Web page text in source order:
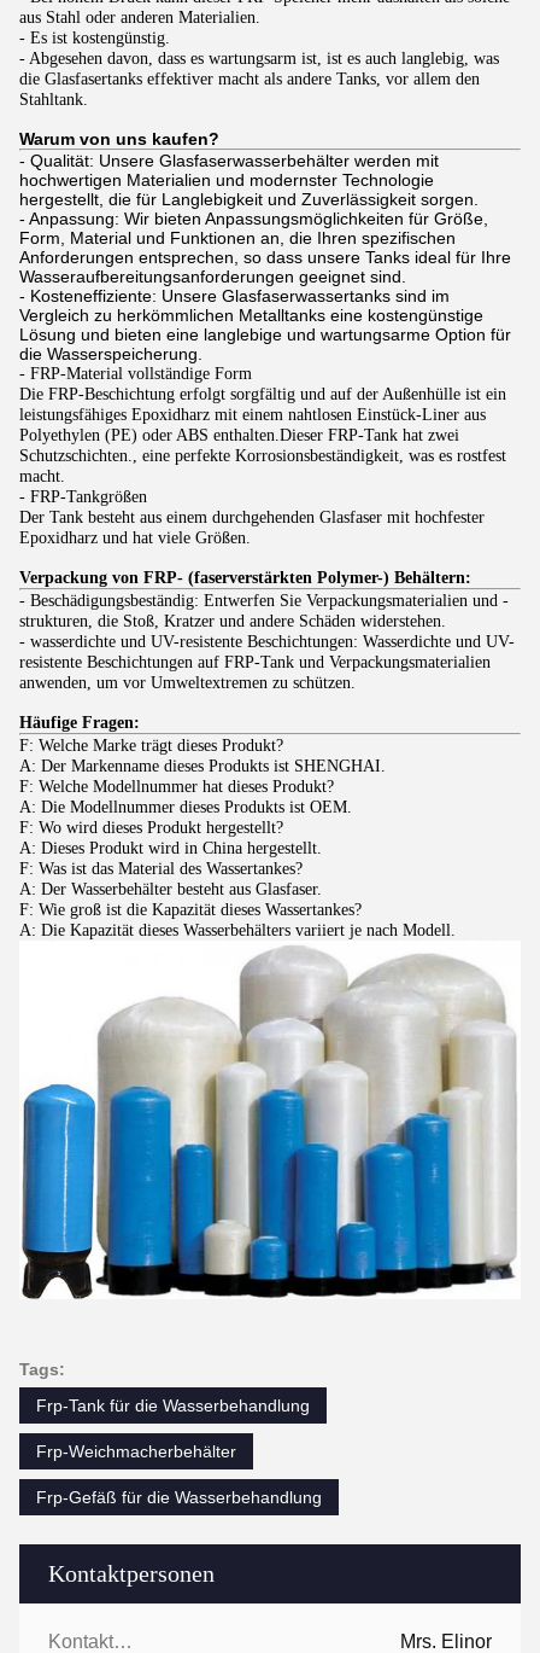
Kontaktpersonen
Kontaktpersonen: Mrs. Elinor
aus Stahl oder anderen Materialien.
- Es ist kostengünstig.
- Abgesehen davon, dass es wartungsarm ist, ist es auch langlebig, was
die Glasfasertanks effektiver macht als andere Tanks, vor allem den
Stahltank.
Warum von uns kaufen?
- Qualität: Unsere Glasfaserwasserbehälter werden mit
hochwertigen Materialien und modernster Technologie
hergestellt, die für Langlebigkeit und Zuverlässigkeit sorgen.
- Anpassung: Wir bieten Anpassungsmöglichkeiten für Größe,
Form, Material und Funktionen an, die Ihren spezifischen
Anforderungen entsprechen, so dass unsere Tanks ideal für Ihre
Wasseraufbereitungsanforderungen geeignet sind.
- Kosteneffiziente: Unsere Glasfaserwassertanks sind im
Vergleich zu herkömmlichen Metalltanks eine kostengünstige
Lösung und bieten eine langlebige und wartungsarme Option für
die Wasserspeicherung.
- FRP-Material vollständige Form
Die FRP-Beschichtung erfolgt sorgfältig und auf der Außenhülle ist ein
leistungsfähiges Epoxidharz mit einem nahtlosen Einstück-Liner aus
Polyethylen (PE) oder ABS enthalten.Dieser FRP-Tank hat zwei
Schutzschichten., eine perfekte Korrosionsbeständigkeit, was es rostfest
macht.
- FRP-Tankgrößen
Der Tank besteht aus einem durchgehenden Glasfaser mit hochfester
Epoxidharz und hat viele Größen.
Verpackung von FRP- (faserverstärkten Polymer-) Behältern:
- Beschädigungsbeständig: Entwerfen Sie Verpackungsmaterialien und -
strukturen, die Stoß, Kratzer und andere Schäden widerstehen.
- wasserdichte und UV-resistente Beschichtungen: Wasserdichte und UV-
resistente Beschichtungen auf FRP-Tank und Verpackungsmaterialien
anwenden, um vor Umweltextremen zu schützen.
Häufige Fragen:
F: Welche Marke trägt dieses Produkt?
A: Der Markenname dieses Produkts ist SHENGHAI.
F: Welche Modellnummer hat dieses Produkt?
A: Die Modellnummer dieses Produkts ist OEM.
F: Wo wird dieses Produkt hergestellt?
A: Dieses Produkt wird in China hergestellt.
F: Was ist das Material des Wassertankes?
A: Der Wasserbehälter besteht aus Glasfaser.
F: Wie groß ist die Kapazität dieses Wassertankes?
A: Die Kapazität dieses Wasserbehälters variiert je nach Modell.
Tags:
Frp-Tank für die Wasserbehandlung
Frp-Weichmacherbehälter
Frp-Gefäß für die Wasserbehandlung